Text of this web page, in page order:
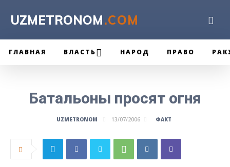
UZMETRONOM.COM
ГЛАВНАЯ ВЛАСТЬ НАРОД ПРАВО
Батальоны просят огня
UZMETRONOM 13/07/2006 ФАКТ